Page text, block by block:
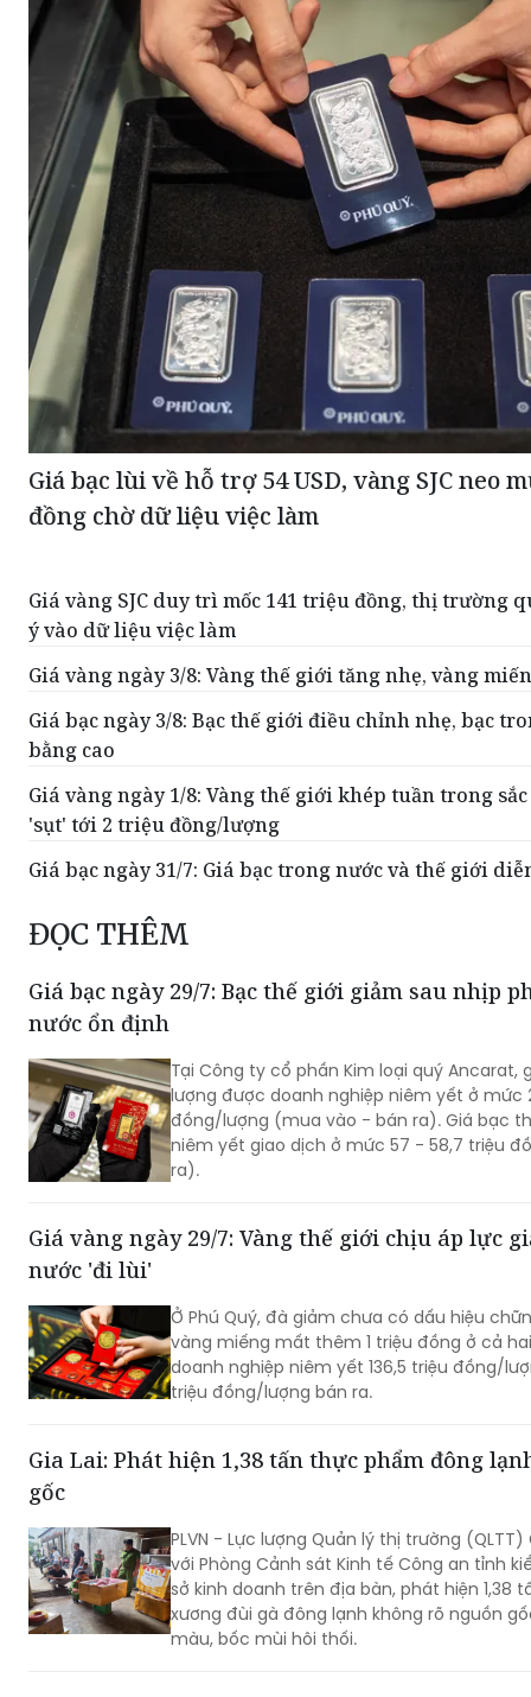
Giá bạc lùi về hỗ trợ 54 USD, vàng SJC neo
đồng chờ dữ liệu việc làm
Giá vàng SJC duy trì mốc 141 triệu đồng, thị trường
ý vào dữ liệu việc làm
Giá vàng ngày 3/8: Vàng thế giới tăng nhẹ, vàng
Giá bạc ngày 3/8: Bạc thế giới điều chỉnh nhẹ, bạc
bằng cao
Giá vàng ngày 1/8: Vàng thế giới khép tuần trong sắc
'sụt' tới 2 triệu đồng/lượng
Giá bạc ngày 31/7: Giá bạc trong nước và thế giới
ĐỌC THÊM
Giá bạc ngày 29/7: Bạc thế giới giảm sau nhịp
nước ổn định
Tại Công ty cổ phần Kim loại quý Ancarat,
lượng được doanh nghiệp niêm yết ở mức
đồng/lượng (mua vào - bán ra). Giá bạc
niêm yết giao dịch ở mức 57 - 58,7 triệu
ra).
Giá vàng ngày 29/7: Vàng thế giới chịu áp lực
nước 'đi lùi'
Ở Phú Quý, đà giảm chưa có dấu hiệu
vàng miếng mất thêm 1 triệu đồng ở cả
doanh nghiệp niêm yết 136,5 triệu đồng/
triệu đồng/lượng bán ra.
Gia Lai: Phát hiện 1,38 tấn thực phẩm đông
gốc
PLVN - Lực lượng Quản lý thị trường
với Phòng Cảnh sát Kinh tế Công an tỉnh
sở kinh doanh trên địa bàn, phát hiện 1,38
xương đùi gà đông lạnh không rõ nguồn
màu, bốc mùi hôi thối.